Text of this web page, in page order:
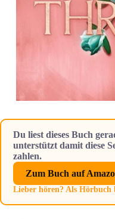
Du liest dieses Buch
unterstützt damit diese
zahlen.
Zum Buch auf
Lieber hören? Als Hörbuch